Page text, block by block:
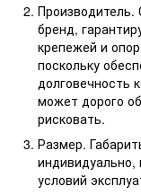
бренд,
крепежей и
поскольку
долговечность
может дорого
рисковать.
Размер.
условий